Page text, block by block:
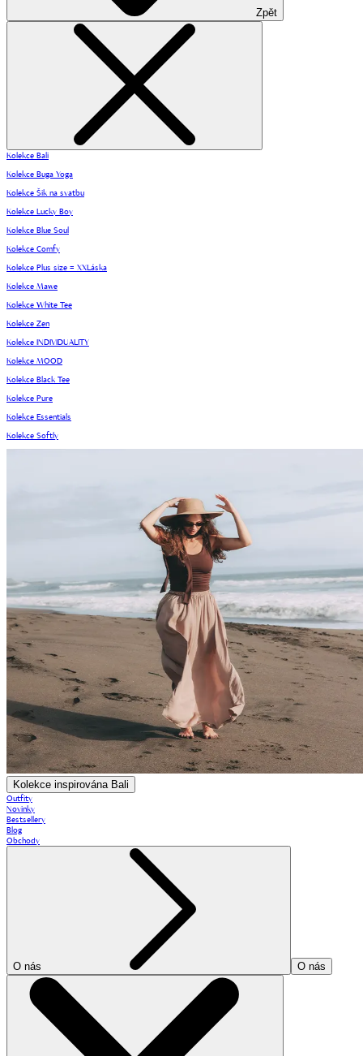
Zpět
Kolekce Bali
Kolekce Buga Yoga
Kolekce Šik na svatbu
Kolekce Lucky Boy
Kolekce Blue Soul
Kolekce Comfy
Kolekce Plus size = XXLáska
Kolekce Mawe
Kolekce White Tee
Kolekce Zen
Kolekce INDIVIDUALITY
Kolekce MOOD
Kolekce Black Tee
Kolekce Pure
Kolekce Essentials
Kolekce Softly
Kolekce inspirována Bali
Outfity
Novinky
Bestsellery
Blog
Obchody
O nás O nás